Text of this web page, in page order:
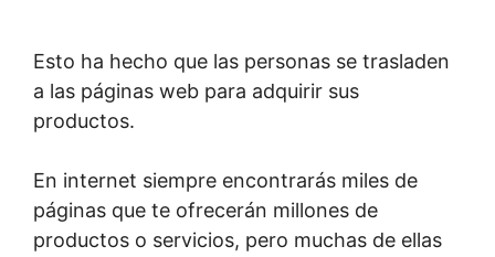
Esto ha hecho que las personas se trasladen
a las páginas web para adquirir sus
productos.
En internet siempre encontrarás miles de
páginas que te ofrecerán millones de
productos o servicios, pero muchas de ellas